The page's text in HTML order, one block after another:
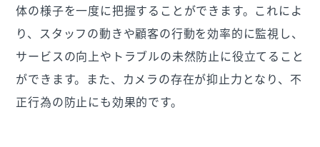
体の様子を一度に把握することができます。これによ
り、スタッフの動きや顧客の行動を効率的に監視し、
サービスの向上やトラブルの未然防止に役立てること
ができます。また、カメラの存在が抑止力となり、不
正行為の防止にも効果的です。